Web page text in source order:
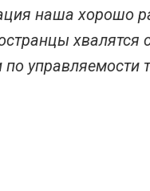
наша хорошо
хвалятся
управляемости